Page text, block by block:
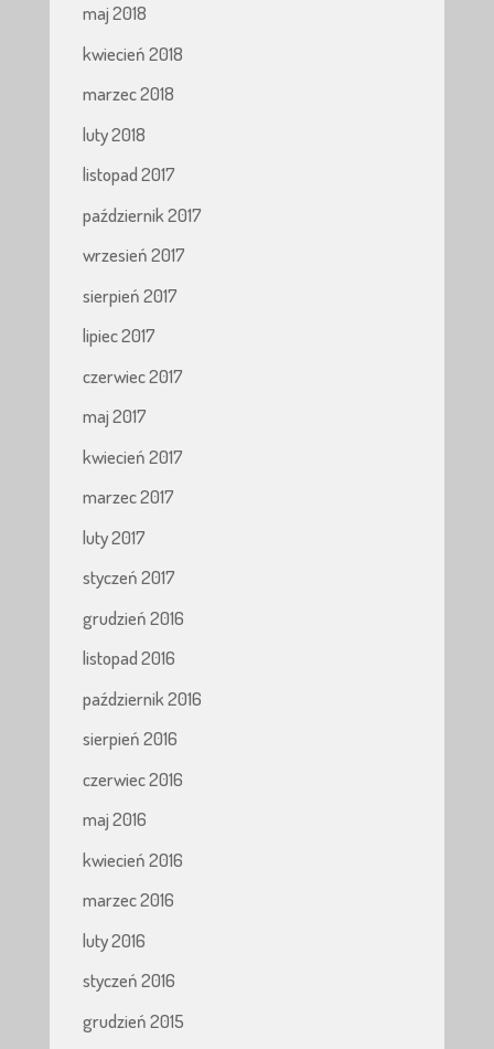
maj 2018
kwiecień 2018
marzec 2018
luty 2018
listopad 2017
październik 2017
wrzesień 2017
sierpień 2017
lipiec 2017
czerwiec 2017
maj 2017
kwiecień 2017
marzec 2017
luty 2017
styczeń 2017
grudzień 2016
listopad 2016
październik 2016
sierpień 2016
czerwiec 2016
maj 2016
kwiecień 2016
marzec 2016
luty 2016
styczeń 2016
grudzień 2015